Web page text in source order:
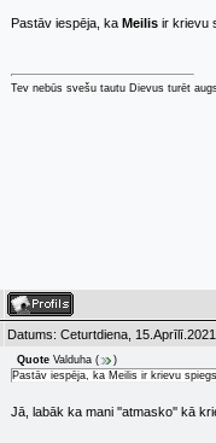
Pastāv iespēja, ka Meilis ir krievu
Tev nebūs svešu tautu Dievus turēt
Datums: Ceturtdiena,
Quote Valduha (
)
Pastāv iespēja, ka Meilis ir krievu
Jā, labāk ka mani ''atmasko'' kā